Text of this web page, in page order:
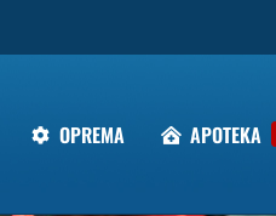
OPREMA APOTEKA